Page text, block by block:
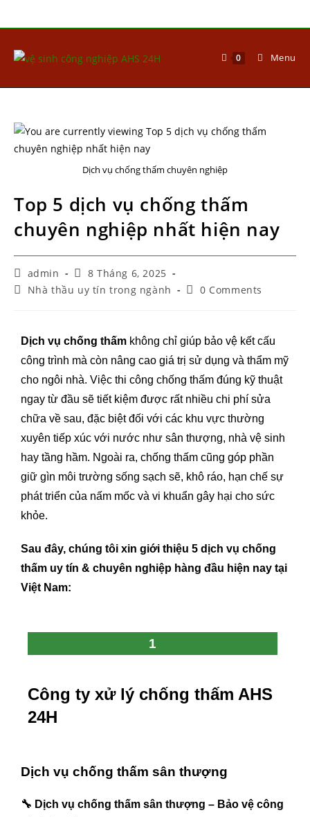
0 Menu
Dịch vụ chống thấm chuyên nghiệp
Top 5 dịch vụ chống thấm
chuyên nghiệp nhất hiện nay
admin
8 Tháng 6, 2025
Nhà thầu uy tín trong ngành
0 Comments
Dịch vụ chống thấm không chỉ giúp bảo vệ kết cấu
công trình mà còn nâng cao giá trị sử dụng và thẩm mỹ
cho ngôi nhà. Việc thi công chống thấm đúng kỹ thuật
ngay từ đầu sẽ tiết kiệm được rất nhiều chi phí sửa
chữa về sau, đặc biệt đối với các khu vực thường
xuyên tiếp xúc với nước như sân thượng, nhà vệ sinh
hay tầng hầm. Ngoài ra, chống thấm cũng góp phần
giữ gìn môi trường sống sạch sẽ, khô ráo, hạn chế sự
phát triển của nấm mốc và vi khuẩn gây hại cho sức
khỏe.
Sau đây, chúng tôi xin giới thiệu 5 dịch vụ chống
thấm uy tín & chuyên nghiệp hàng đầu hiện nay tại
Việt Nam:
1
Công ty xử lý chống thấm AHS
24H
Dịch vụ chống thấm sân thượng
🔧 Dịch vụ chống thấm sân thượng – Bảo vệ công